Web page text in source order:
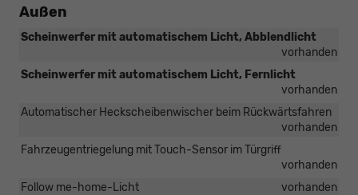
Außen
Scheinwerfer mit automatischem Licht, Abblendlicht
vorhanden
Scheinwerfer mit automatischem Licht, Fernlicht
vorhanden
Automatischer Heckscheibenwischer beim Rückwärtsfahren
vorhanden
Fahrzeugentriegelung mit Touch-Sensor im Türgriff
vorhanden
Follow me-home-Licht
vorhanden